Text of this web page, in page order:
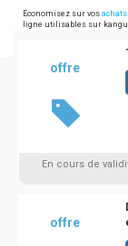
Economisez sur vos
ligne utilisables sur
offre
En cours de
offre